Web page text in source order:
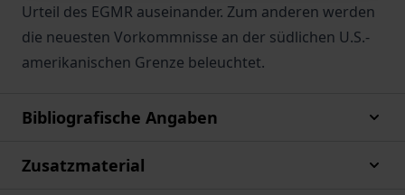
Urteil des EGMR auseinander. Zum anderen werden
die neuesten Vorkommnisse an der südlichen U.S.-
amerikanischen Grenze beleuchtet.
Bibliografische Angaben
Zusatzmaterial